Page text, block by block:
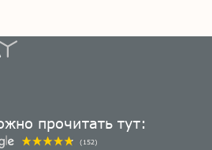
прочитать тут:
(152)